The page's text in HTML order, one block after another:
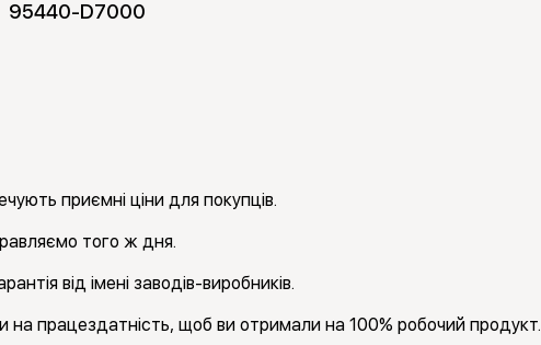
95440-D7000
приємні ціни для покупців.
того ж дня.
від імені заводів-виробників.
працездатність, щоб ви отримали на 100% робочий продукт.